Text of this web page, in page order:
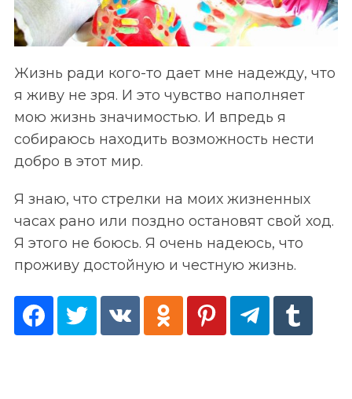
Жизнь ради кого-то дает мне надежду, что
я живу не зря. И это чувство наполняет
мою жизнь значимостью. И впредь я
собираюсь находить возможность нести
добро в этот мир.
Я знаю, что стрелки на моих жизненных
часах рано или поздно остановят свой ход.
Я этого не боюсь. Я очень надеюсь, что
проживу достойную и честную жизнь.